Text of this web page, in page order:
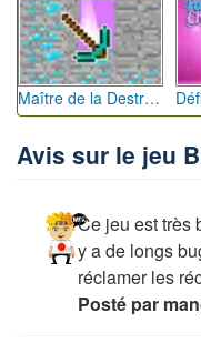
Maître de la Destruction: Fusion de Pioches
Avis sur le jeu
Ce jeu est très
y a de longs
réclamer les
Posté par